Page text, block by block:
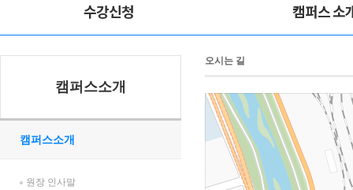
수강신청 캠퍼스 소
캠퍼스소개
캠퍼스소개
원장 인사말
오시는 길